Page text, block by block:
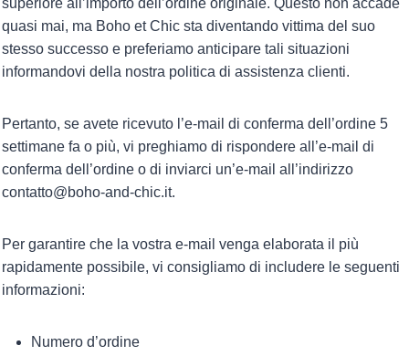
superiore all’importo dell’ordine originale. Questo non accade
quasi mai, ma Boho et Chic sta diventando vittima del suo
stesso successo e preferiamo anticipare tali situazioni
informandovi della nostra politica di assistenza clienti.
Pertanto, se avete ricevuto l’e-mail di conferma dell’ordine 5
settimane fa o più, vi preghiamo di rispondere all’e-mail di
conferma dell’ordine o di inviarci un’e-mail all’indirizzo
contatto@boho-and-chic.it.
Per garantire che la vostra e-mail venga elaborata il più
rapidamente possibile, vi consigliamo di includere le seguenti
informazioni:
Numero d’ordine